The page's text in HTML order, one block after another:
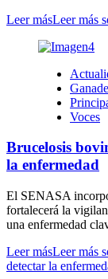
Leer másLeer más
Voces
Brucelosis
la enfermedad
El SENASA
fortalecerá la
una enfermedad
Leer másLeer más
detectar la